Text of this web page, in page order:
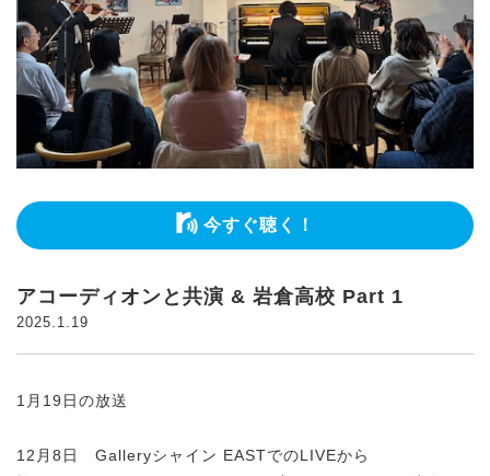
今すぐ聴く！
アコーディオンと共演 & 岩倉高校 Part 1
2025.1.19
1月19日の放送
12月8日 Galleryシャイン EASTでのLIVEから